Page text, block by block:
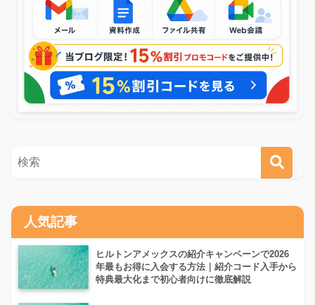
人気記事
ヒルトンアメックスの紹介キャンペーンで2026
年最もお得に入会する方法｜紹介コード入手から
特典最大化まで初心者向けに徹底解説